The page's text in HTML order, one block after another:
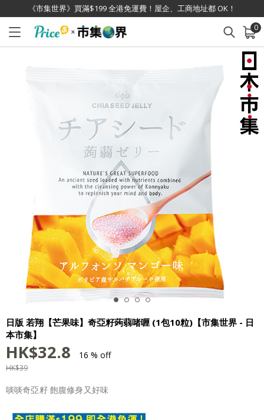
《市集世界》買滿$199 全港免運費！屋企、工商地址都 OK！
0
已加入購物車 查看
日版 若翔【芒果味】奇亞籽蒟蒻啫喱 (1包10粒)【市集世界 - 日
本市集】
HK$32.8 16 % off
HK$39
啖啖奇亞籽 飽腹修身又好味